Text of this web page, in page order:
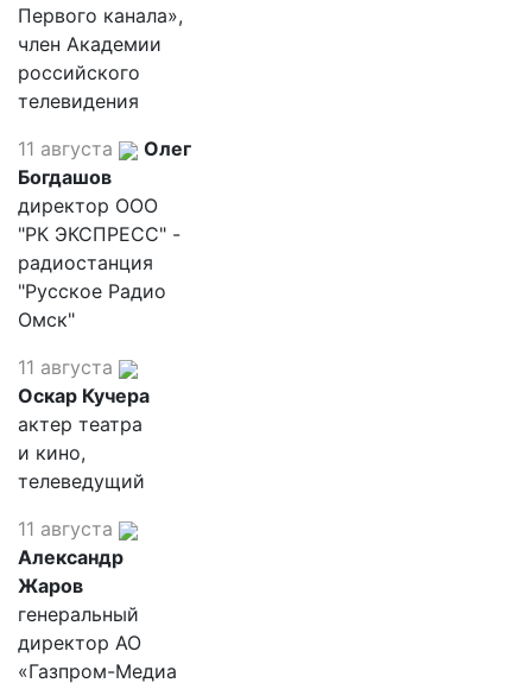
Первого канала»,
член Академии
российского
телевидения
11 августа
Олег
Богдашов
директор ООО
"РК ЭКСПРЕСС" -
радиостанция
"Русское Радио
Омск"
11 августа
Оскар Кучера
актер театра
и кино,
телеведущий
11 августа
Александр
Жаров
генеральный
директор АО
«Газпром-Медиа